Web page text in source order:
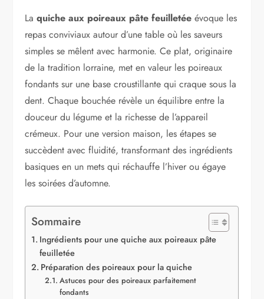
Laquiche aux poireaux pâte feuilletée évoque les
repas conviviaux autour d’une table où les saveurs
simples se mêlent avec harmonie. Ce plat, originaire
de la tradition lorraine, met en valeur les poireaux
fondants sur une base croustillante qui craque sous la
dent. Chaque bouchée révèle un équilibre entre la
douceur du légume et la richesse de l’appareil
crémeux. Pour une version maison, les étapes se
succèdent avec fluidité, transformant des ingrédients
basiques en un mets qui réchauffe l’hiver ou égaye
les soirées d’automne.
Sommaire
Ingrédients pour une quiche aux poireaux pâte
feuilletée
Préparation des poireaux pour la quiche
Astuces pour des poireaux parfaitement
fondants